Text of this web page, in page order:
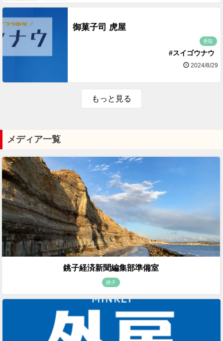
御菓子司 虎屋
香取
#スイゴウナウ
2024/8/29
もっと見る
メディア一覧
銚子経済新聞編集部準備室
銚子